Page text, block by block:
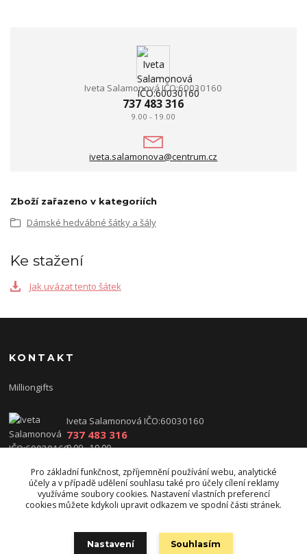
Iveta Salamonová IČO:60030160
737 483 316
9.00 - 19.00
iveta.salamonova@centrum.cz
Zboží zařazeno v kategoriích
Dámské hedvábné šátky a šály
Ke stažení
Jak uvázat tento šátek
KONTAKT
Milliongifts
Iveta Salamonová IČO:60030160
737 483 316
9.00 - 19.00
iveta.salamonova@centrum.cz
Pro základní funkčnost, zpříjemnění používání webu, analytické
účely a v případě udělení souhlasu také pro účely cílení reklamy
využíváme soubory cookies. Nastavení vlastních preferencí
cookies můžete kdykoli upravit odkazem ve spodní části stránek.
Nastavení Souhlasím